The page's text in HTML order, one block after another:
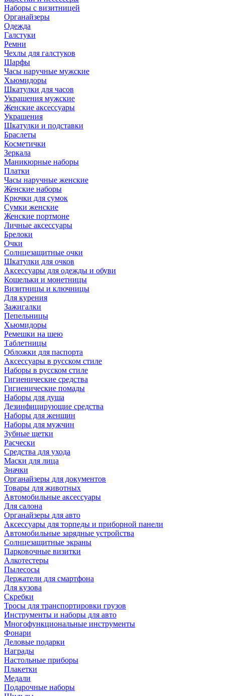
Наборы с визитницей
Органайзеры
Одежда
Галстуки
Ремни
Чехлы для галстуков
Шарфы
Часы наручные мужские
Хьюмидоры
Шкатулки для часов
Украшения мужские
Женские аксессуары
Украшения
Шкатулки и подставки
Браслеты
Косметички
Зеркала
Маникюрные наборы
Платки
Часы наручные женские
Женские наборы
Крючки для сумок
Сумки женские
Женские портмоне
Личные аксессуары
Брелоки
Очки
Солнцезащитные очки
Шкатулки для очков
Аксессуары для одежды и обуви
Кошельки и монетницы
Визитницы и ключницы
Для курения
Зажигалки
Пепельницы
Хьюмидоры
Ремешки на шею
Таблетницы
Обложки для паспорта
Аксессуары в русском стиле
Наборы в русском стиле
Гигиенические средства
Гигиенические помады
Наборы для душа
Дезинфицирующие средства
Наборы для женщин
Наборы для мужчин
Зубные щетки
Расчески
Средства для ухода
Маски для лица
Значки
Органайзеры для документов
Товары для животных
Автомобильные аксессуары
Для салона
Органайзеры для авто
Аксессуары для торпеды и приборной панели
Автомобильные зарядные устройства
Солнцезащитные экраны
Парковочные визитки
Алкотестеры
Пылесосы
Держатели для смартфона
Для кузова
Скребки
Тросы для транспортировки грузов
Инструменты и наборы для авто
Многофункциональные инструменты
Фонари
Деловые подарки
Награды
Настольные приборы
Плакетки
Медали
Подарочные наборы